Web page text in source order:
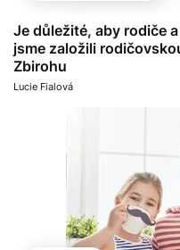
Je důležité, aby rodiče
jsme založili
Zbirohu
Lucie Fialová